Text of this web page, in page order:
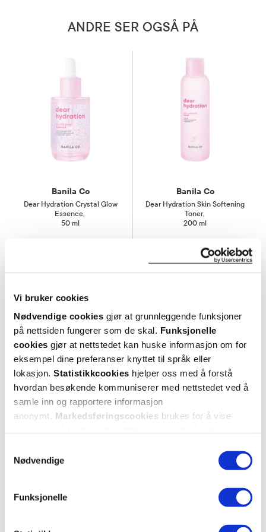
Vi bruker cookies
Nødvendige cookies gjør at grunnleggende funksjoner
på nettsiden fungerer som de skal. Funksjonelle
cookies gjør at nettstedet kan huske informasjon om for
eksempel dine preferanser knyttet til språk eller
lokasjon. Statistikkcookies hjelper oss med å forstå
hvordan besøkende kommuniserer med nettstedet ved å
samle inn og rapportere informasjon
anonymt. Markedsføringscookies brukes for å vise
Nødvendige
Funksjonelle
ANDRE SER OGSÅ PÅ
Banila Co
Dear Hydration Crystal Glow
Essence,
50 ml
228,-
Kjøp
Banila Co
Dear Hydration Skin Softening
Toner,
200 ml
217,-30%
152,-
Hent resepter for deg selv eller barnet
ditt
Logg inn med BankID eller annen eID og få sikker
tilgang til alle dine resepter
Velg hvilke resepter du vil hente ut og hvordan du vil
ha dem levert
Få dine resepter levert raskt og trygt på avtalt måte
Kom i gang
Mer om reseptvarer